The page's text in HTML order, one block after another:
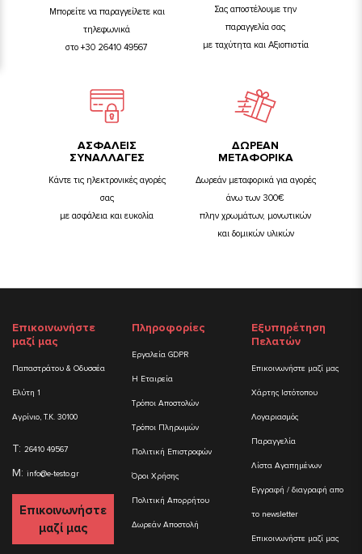
Μπορείτε να παραγγείλετε και
τηλεφωνικά
στο +30 26410 49567
Σας αποστέλουμε την
παραγγελία σας
με ταχύτητα και Αξιοπιστία
ΑΣΦΑΛΕΙΣ
ΣΥΝΑΛΛΑΓΕΣ
Κάντε τις ηλεκτρονικές αγορές
σας
με ασφάλεια και ευκολία
ΔΩΡΕΑΝ
ΜΕΤΑΦΟΡΙΚΑ
Δωρεάν μεταφορικά για αγορές
άνω των 300€
πλην χρωμάτων, μονωτικών
και δομικών υλικών
Επικοινωνήστε
μαζί μας
Παπαστράτου & Οδυσσέα
Ελύτη 1
Αγρίνιο, Τ.Κ. 30100
T: 26410 49567
M: info@e-testo.gr
Επικοινωνήστε
μαζί μας
Πληροφορίες
Εργαλεία GDPR
Η Εταιρεία
Τρόποι Αποστολών
Τρόποι Πληρωμών
Πολιτική Επιστροφών
Όροι Χρήσης
Πολιτική Απορρήτου
Δωρεάν Αποστολή
Εξυπηρέτηση
Πελατών
Επικοινωνήστε μαζί μας
Χάρτης Ιστότοπου
Λογαριασμός
Παραγγελία
Λίστα Αγαπημένων
Εγγραφή / διαγραφή απο
το newsletter
Επικοινωνήστε μαζί μας